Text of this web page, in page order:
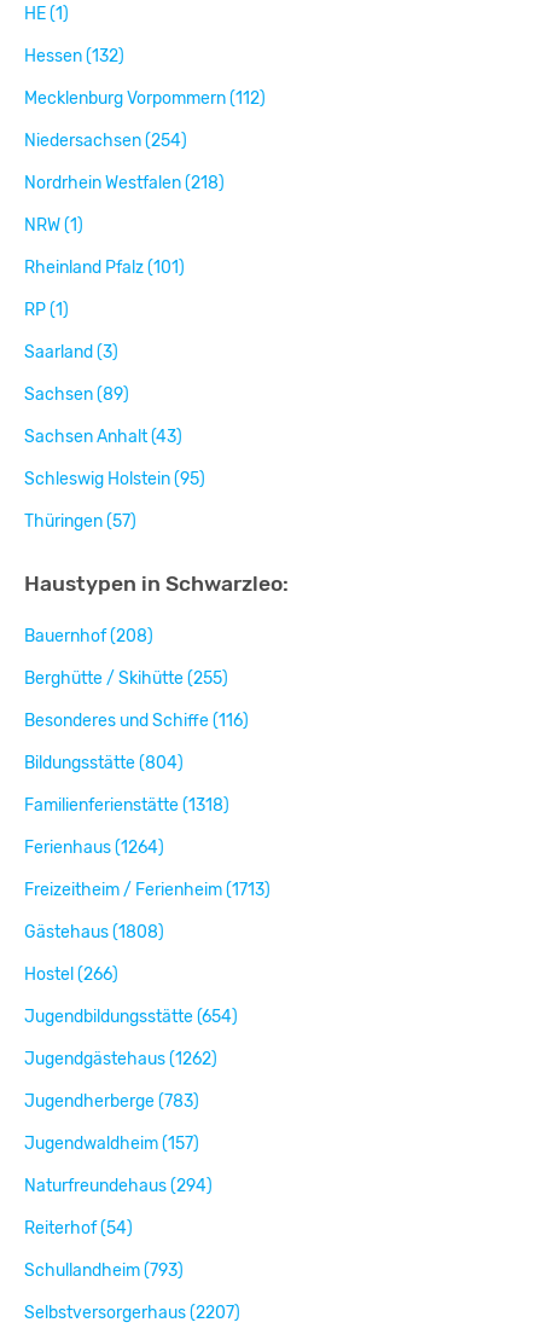
HE (1)
Hessen (132)
Mecklenburg Vorpommern (112)
Niedersachsen (254)
Nordrhein Westfalen (218)
NRW (1)
Rheinland Pfalz (101)
RP (1)
Saarland (3)
Sachsen (89)
Sachsen Anhalt (43)
Schleswig Holstein (95)
Thüringen (57)
Haustypen in Schwarzleo:
Bauernhof (208)
Berghütte / Skihütte (255)
Besonderes und Schiffe (116)
Bildungsstätte (804)
Familienferienstätte (1318)
Ferienhaus (1264)
Freizeitheim / Ferienheim (1713)
Gästehaus (1808)
Hostel (266)
Jugendbildungsstätte (654)
Jugendgästehaus (1262)
Jugendherberge (783)
Jugendwaldheim (157)
Naturfreundehaus (294)
Reiterhof (54)
Schullandheim (793)
Selbstversorgerhaus (2207)